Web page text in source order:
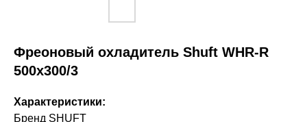
Фреоновый охладитель Shuft WHR-R
500х300/3
Характеристики:
Бренд SHUFT